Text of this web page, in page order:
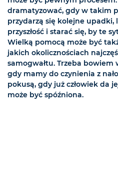
dramatyzować, gdy w takim
przydarzą się kolejne upadki,
przyszłość i starać się, by te
Wielką pomocą może być
jakich okolicznościach
samogwałtu. Trzeba bowiem
gdy mamy do czynienia z
pokusą, gdy już człowiek da
może być spóźniona.